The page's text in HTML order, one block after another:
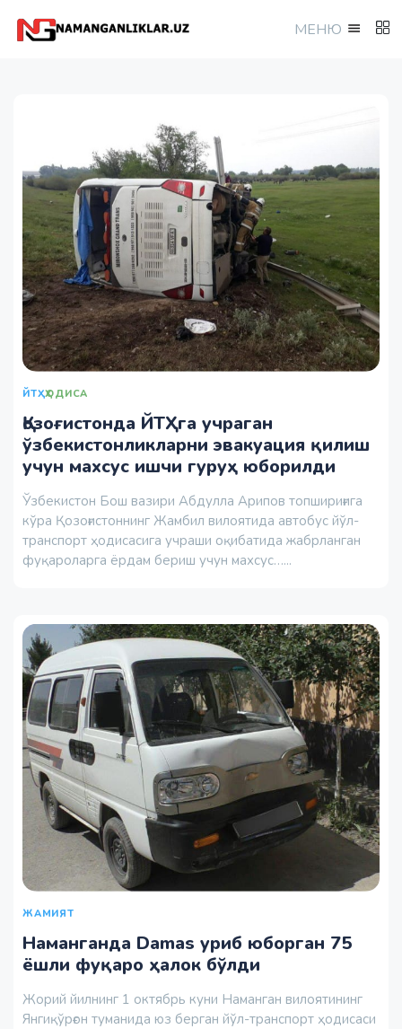
МEНЮ
ЙТҲ ҲОДИСА
Қозоғистонда ЙТҲга учраган
ўзбекистонликларни эвакуация қилиш
учун махсус ишчи гуруҳ юборилди
Ўзбекистон Бош вазири Абдулла Арипов топшириғига
кўра Қозоғистоннинг Жамбил вилоятида автобус йўл-
транспорт ҳодисасига учраши оқибатида жабрланган
фуқароларга ёрдам бериш учун махсус…...
ЖАМИЯТ
Наманганда Damas уриб юборган 75
ёшли фуқаро ҳалок бўлди
Жорий йилнинг 1 октябрь куни Наманган вилоятининг
Янгиқўрғон туманида юз берган йўл-транспорт ҳодисаси